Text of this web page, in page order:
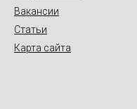
Вакансии
Статьи
Карта сайта